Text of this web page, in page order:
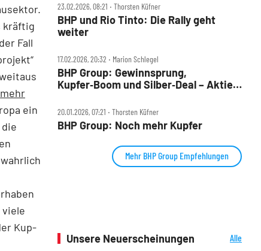
kräftig
Fall
mehr
ein
Kup­
23.02.2026, 08:21 ‧ Thorsten Küfner
BHP und Rio Tinto: Die Rally geht
weiter
17.02.2026, 20:32 ‧ Marion Schlegel
BHP Group: Gewinnsprung,
Kupfer‑Boom und Silber‑Deal – Aktie
20.01.2026, 07:21 ‧ Thorsten Küfner
BHP Group: Noch mehr Kupfer
Mehr BHP Group Empfehlungen
Unsere Neuerscheinungen
Alle